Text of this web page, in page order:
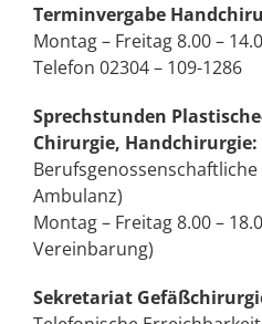
Terminvergabe
Montag – Freitag 8.00 –
Telefon 02304 – 109-1286
Sprechstunden
Chirurgie, Handchirurgie:
Ambulanz)
Montag – Freitag 8.00 –
Vereinbarung)
Sekretariat